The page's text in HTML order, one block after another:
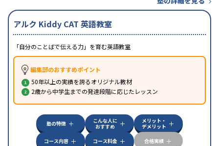
アルク Kiddy CAT 英語教室
「自分のことばで伝える力」を育む英語教室
編集部のおすすめポイント
50年以上の実績を誇るオリジナル教材
2歳から中学生までの発達段階に応じたレッスン
塾の特徴
こんな人に
おすすめ
メリット・
デメリット
コース内容
コース料金 合格実績